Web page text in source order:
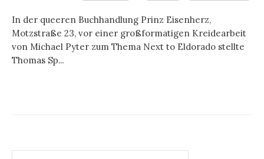
In der queeren Buchhandlung Prinz Eisenherz,
Motzstraße 23, vor einer großformatigen Kreidearbeit
von Michael Pyter zum Thema Next to Eldorado stellte
Thomas Sp...